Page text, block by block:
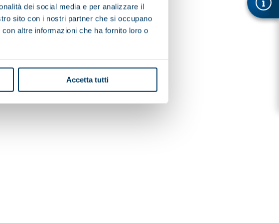
dei social media e per analizzare il
sito con i nostri partner che si occupano
altre informazioni che ha fornito loro o
Accetta tutti